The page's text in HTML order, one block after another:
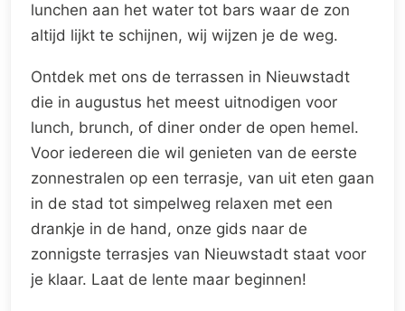
lunchen aan het water tot bars waar de zon
altijd lijkt te schijnen, wij wijzen je de weg.
Ontdek met ons de terrassen in Nieuwstadt
die in augustus het meest uitnodigen voor
lunch, brunch, of diner onder de open hemel.
Voor iedereen die wil genieten van de eerste
zonnestralen op een terrasje, van uit eten gaan
in de stad tot simpelweg relaxen met een
drankje in de hand, onze gids naar de
zonnigste terrasjes van Nieuwstadt staat voor
je klaar. Laat de lente maar beginnen!